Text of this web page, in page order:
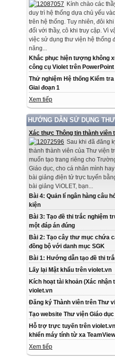
Kính chào các
duy trì hệ thống dựa chủ yếu
trên hệ thống. Tuy nhiên, đôi
đối với thầy, cô khi truy cập. Vì
việc sử dụng thư viện hệ thống
năng...
Khắc phục hiện tượng không
công cụ Violet trên PowerPoint
Thử nghiệm Hệ thống Kiểm
Giai đoạn 1
Xem tiếp
HƯỚNG DẪN SỬ DỤNG
Xác thực Thông tin thành viên
Sau khi đã đăng
thành thành viên của Thư viện
muốn tạo trang riêng cho
Giáo dục, cho cá nhân mình
bài giảng điện tử trực tuyến
bài giảng ViOLET, bạn...
Bài 4: Quản lí ngân hàng câu
kiện
Bài 3: Tạo đề thi trắc nghiệm
một đáp án đúng
Bài 2: Tạo cây thư mục chứa
đồng bộ với danh mục SGK
Bài 1: Hướng dẫn tạo đề thi
Lấy lại Mật khẩu trên violet.vn
Kích hoạt tài khoản (Xác nhận
violet.vn
Đăng ký Thành viên trên Thư
Tạo website Thư viện Giáo
Hỗ trợ trực tuyến trên
khiển máy tính từ xa
Xem tiếp